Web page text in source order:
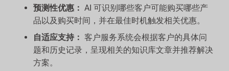
预测性优惠： AI 可识别哪些客户可能购买哪些产
品以及购买时间，并在最佳时机触发相关优惠。
自适应支持： 客户服务系统会根据客户的具体问
题和历史记录，呈现相关的知识库文章并推荐解决
方案。